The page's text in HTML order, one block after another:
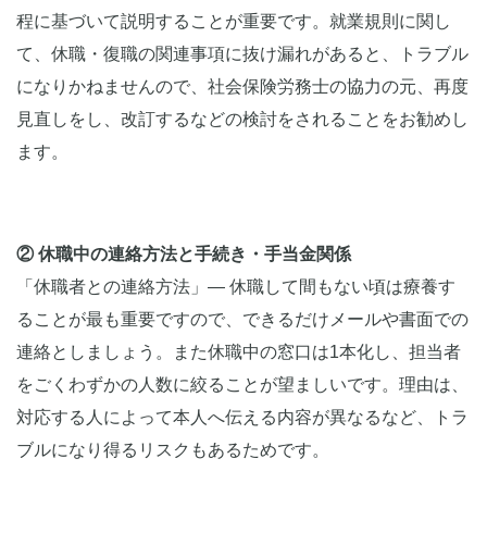
程に基づいて説明することが重要です。就業規則に関し
て、休職・復職の関連事項に抜け漏れがあると、トラブル
になりかねませんので、社会保険労務士の協力の元、再度
見直しをし、改訂するなどの検討をされることをお勧めし
ます。
② 休職中の連絡方法と手続き・手当金関係
「休職者との連絡方法」― 休職して間もない頃は療養す
ることが最も重要ですので、できるだけメールや書面での
連絡としましょう。また休職中の窓口は1本化し、担当者
をごくわずかの人数に絞ることが望ましいです。理由は、
対応する人によって本人へ伝える内容が異なるなど、トラ
ブルになり得るリスクもあるためです。